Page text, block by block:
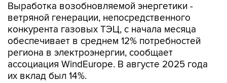
Выработка возобновляемой энергетики -
ветряной генерации, непосредственного
конкурента газовых ТЭЦ, с начала месяца
обеспечивает в среднем 12% потребностей
региона в электроэнергии, сообщает
ассоциация WindEurope. В августе 2025 года
их вклад был 14%.